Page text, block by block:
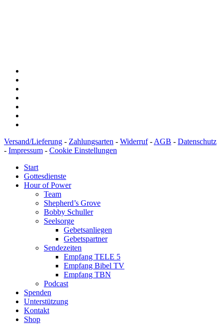
Versand/Lieferung - Zahlungsarten - Widerruf- AGB - Datenschutz
- Impressum - Cookie Einstellungen
Start
Gottesdienste
Hour of Power
Team
Shepherd’s Grove
Bobby Schuller
Seelsorge
Gebetsanliegen
Gebetspartner
Sendezeiten
Empfang TELE 5
Empfang Bibel TV
Empfang TBN
Podcast
Spenden
Unterstützung
Kontakt
Shop